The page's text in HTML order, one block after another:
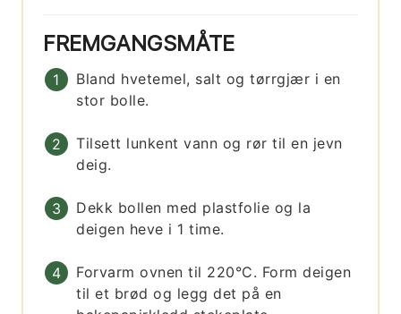
FREMGANGSMÅTE
Bland hvetemel, salt og tørrgjær i en
stor bolle.
Tilsett lunkent vann og rør til en jevn
deig.
Dekk bollen med plastfolie og la
deigen heve i 1 time.
Forvarm ovnen til 220°C. Form deigen
til et brød og legg det på en